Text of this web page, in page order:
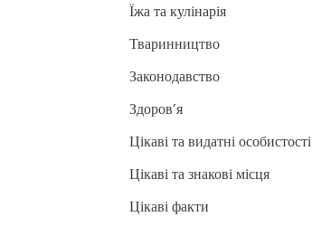
Їжа та кулінарія
Тваринництво
Законодавство
Здоров’я
Цікаві та видатні особистості
Цікаві та знакові місця
Цікаві факти